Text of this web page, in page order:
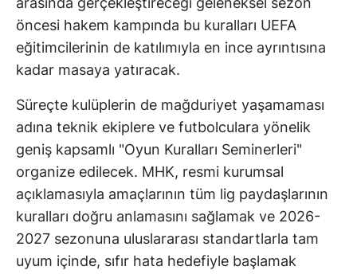
öncesi hakem kampında bu kuralları UEFA
eğitimcilerinin de katılımıyla en ince ayrıntısına
kadar masaya yatıracak.
Süreçte kulüplerin de mağduriyet yaşamaması
adına teknik ekiplere ve futbolculara yönelik
geniş kapsamlı "Oyun Kuralları Seminerleri"
organize edilecek. MHK, resmi kurumsal
açıklamasıyla amaçlarının tüm lig paydaşlarının
kuralları doğru anlamasını sağlamak ve 2026-
2027 sezonuna uluslararası standartlarla tam
uyum içinde, sıfır hata hedefiyle başlamak